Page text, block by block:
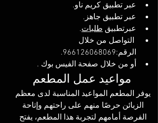
عبر تطبيق كريم ناو.
عبر تطبيق جاهز.
عبرتطبيق طلبات.
التواصل من خلال
الرقم:966126068069.
أو من خلال صفحة الفيس بوك .
مواعيد عمل المطعم
يوفر المطعم المواعيد المناسبة لدى معظم
الزبائن حرصًا منهم على راحتهم وإتاحة
الفرصة أمامهم لتجربة هذا المطعم، يفتح